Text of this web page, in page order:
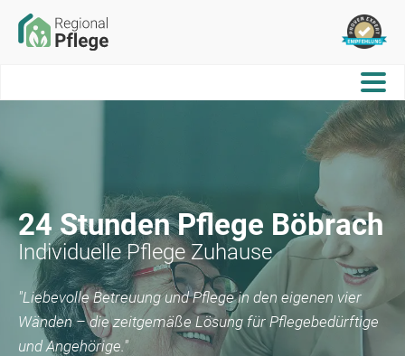
24 Stunden Pflege Böbrach
Individuelle Pflege Zuhause
"Liebevolle Betreuung und Pflege in den eigenen vier
Wänden – die zeitgemäße Lösung für Pflegebedürftige
und Angehörige."